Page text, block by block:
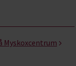
Myskoxcentrum